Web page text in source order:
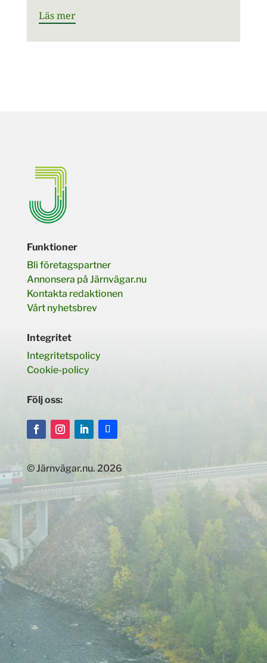
Läs mer
Funktioner
Bli företagspartner
Annonsera på Järnvägar.nu
Kontakta redaktionen
Vårt nyhetsbrev
Integritet
Integritetspolicy
Cookie-policy
Följ oss:
© Järnvägar.nu. 2026